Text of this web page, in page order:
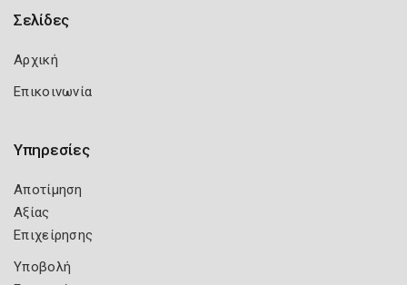
Σελίδες
Αρχική
Επικοινωνία
Υπηρεσίες
Αποτίμηση
Αξίας
Επιχείρησης
Υποβολή